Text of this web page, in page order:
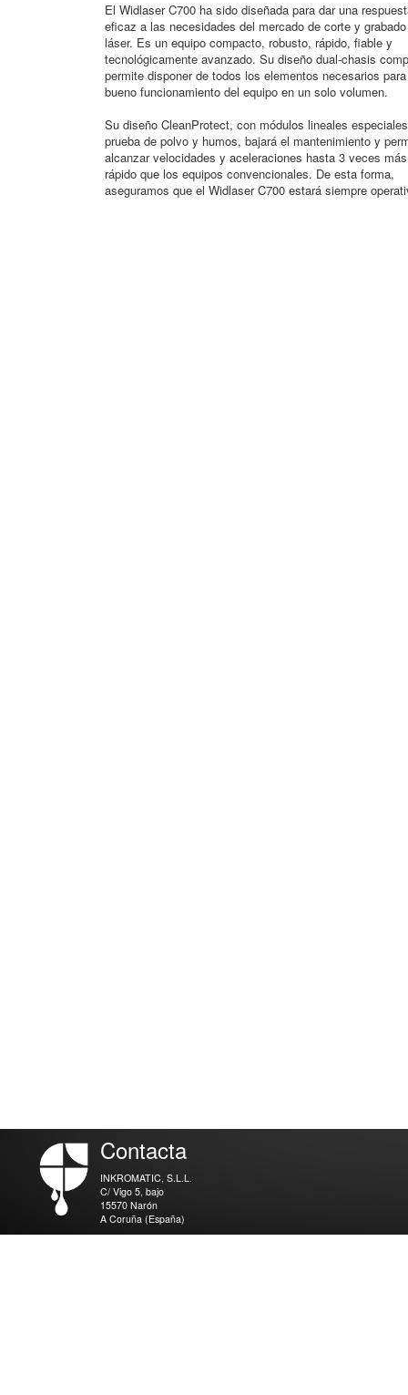
El Widlaser C700 ha sido diseñada para dar una
eficaz a las necesidades del mercado de corte y grabado
láser. Es un equipo compacto, robusto, rápido, fiable y
tecnológicamente avanzado. Su diseño dual-chasis
permite disponer de todos los elementos necesarios
bueno funcionamiento del equipo en un solo volumen.
Su diseño CleanProtect, con módulos lineales
prueba de polvo y humos, bajará el mantenimiento y
alcanzar velocidades y aceleraciones hasta 3 veces más
rápido que los equipos convencionales. De esta forma,
aseguramos que el Widlaser C700 estará siempre
Contacta
INKROMATIC, S.L.L.
C/ Vigo 5, bajo
15570 Narón
A Coruña (España)